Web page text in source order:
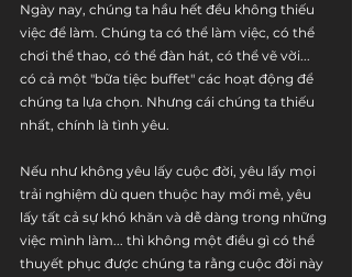
Ngày nay, chúng ta hầu hết đều không thiếu
việc để làm. Chúng ta có thể làm việc, có thể
chơi thể thao, có thể đàn hát, có thể vẽ vời...
có cả một "bữa tiệc buffet" các hoạt động để
chúng ta lựa chọn. Nhưng cái chúng ta thiếu
nhất, chính là tình yêu.
Nếu như không yêu lấy cuộc đời, yêu lấy mọi
trải nghiệm dù quen thuộc hay mới mẻ, yêu
lấy tất cả sự khó khăn và dễ dàng trong những
việc mình làm... thì không một điều gì có thể
thuyết phục được chúng ta rằng cuộc đời này